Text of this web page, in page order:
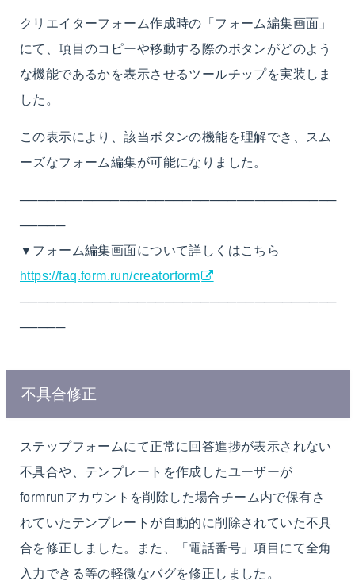
クリエイターフォーム作成時の「フォーム編集画面」
にて、項目のコピーや移動する際のボタンがどのよう
な機能であるかを表示させるツールチップを実装しま
した。
この表示により、該当ボタンの機能を理解でき、スム
ーズなフォーム編集が可能になりました。
───────────────────────────────────
─────
▼フォーム編集画面について詳しくはこちら
https://faq.form.run/creatorform
───────────────────────────────────
─────
不具合修正
ステップフォームにて正常に回答進捗が表示されない
不具合や、 テンプレートを作成したユーザーが
formrunアカウントを削除した場合チーム内で保有さ
れていたテンプレートが自動的に削除されていた不具
合を修正しました。また、「電話番号」項目にて全角
入力できる等の軽微なバグを修正しました。